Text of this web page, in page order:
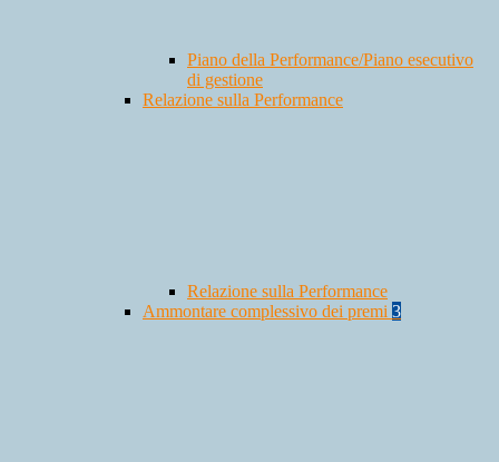
Piano della Performance/Piano esecutivo
di gestione
Relazione sulla Performance
Relazione sulla Performance
Ammontare complessivo dei premi 3